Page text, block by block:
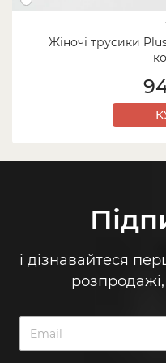
Жіночі трусики
і дізнавайтеся
розпродажі,